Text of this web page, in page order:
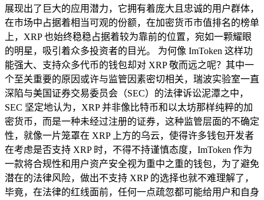
展现出了巨大的应用潜力，它拥有着庞大且忠诚的用户群体，
在市场中占据着相当可观的份额，在加密货币市值排名的榜单
上，XRP 也始终稳稳占据着较为靠前的位置，宛如一颗耀眼
的明星，吸引着众多投资者的目光。 为何像 ImToken 这样功
能强大、支持众多代币的钱包却对 XRP 敬而远之呢？其中一
个至关重要的原因或许与监管因素密切相关，瑞波实验室一直
深陷与美国证券交易委员会（SEC）的法律诉讼泥潭之中，
SEC 坚定地认为，XRP 并非像比特币和以太坊那样纯粹的加
密货币，而是一种未经过注册的证券，这种监管层面的不确定
性，就像一片笼罩在 XRP 上方的乌云，使得许多钱包开发者
在考虑是否支持 XRP 时，不得不持谨慎态度，ImToken 作为
一款将合规性和用户资产安全视为重中之重的钱包，为了避免
潜在的法律风险，做出不支持 XRP 的选择也就不难理解了，
毕竟，在法律的红线面前，任何一点疏忽都可能给用户和自身